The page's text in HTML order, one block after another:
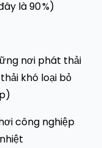
là 90 %)
nơi phát thải
khó loại bỏ
công nghiệp